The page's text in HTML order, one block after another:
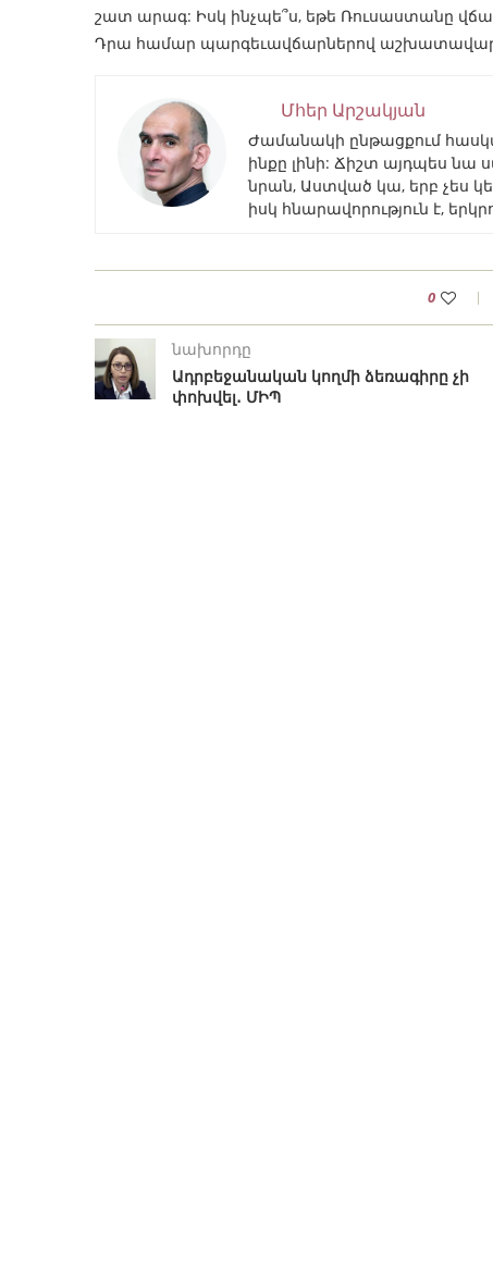
շատ արագ: Իսկ ինչպե՞ս, եթե Ռուսաստանը
Դրա համար պարգեւավճարներով
Մհեր Արշակյան
Ժամանակի ընթացքում
ինքը լինի: Ճիշտ այդպես նա
նրան, Աստված կա, երբ չես
իսկ հնարավորություն է,
0
նախորդը
Ադրբեջանական կողմի ձեռագիրը չի
փոխվել․ ՄԻՊ